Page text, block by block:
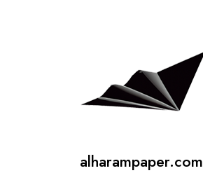
alharampaper.com